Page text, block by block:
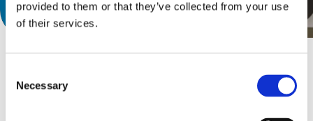
provided to them or that they’ve collected from your use
of their services.
Selection
Necessary
カタログを見る